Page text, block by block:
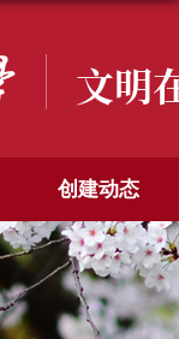
文明
创建动态